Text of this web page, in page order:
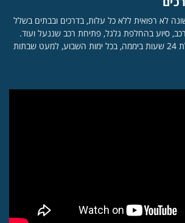
לא רפואית ללא כל עלות, בדרכים ובבתים בשלל
סיוע בהחלפת גלגל, פתיחת רכב שננעל ועוד.
הארגון מספק עזרה לזולת 24 שעות ביממה, בכל ימות השבוע, למעט שבתות